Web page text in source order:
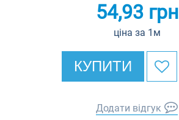
54,93грн
ціна за 1м
КУПИТИ
Додати відгук